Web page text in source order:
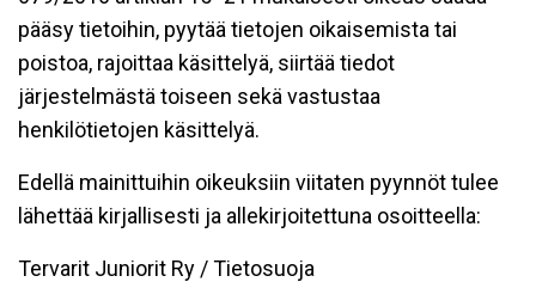
pääsy tietoihin, pyytää tietojen oikaisemista tai
poistoa, rajoittaa käsittelyä, siirtää tiedot
järjestelmästä toiseen sekä vastustaa
henkilötietojen käsittelyä.
Edellä mainittuihin oikeuksiin viitaten pyynnöt tulee
lähettää kirjallisesti ja allekirjoitettuna osoitteella:
Tervarit Juniorit Ry / Tietosuoja